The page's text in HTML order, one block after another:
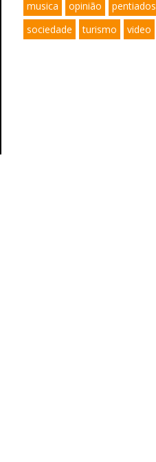
musica
opinião pentiados
sociedade
turismo video